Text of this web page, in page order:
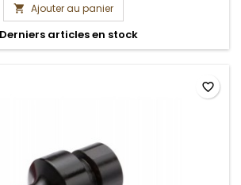
 Ajouter au panier
Derniers articles en stock
favorite_border